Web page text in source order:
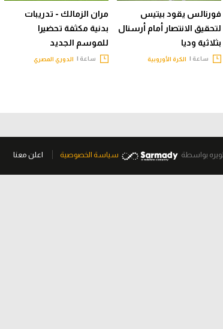
فورنالس يقود بيتيس
لتحقيق الانتصار أمام أرسنال
بثلاثية وديا
ساعة | الكرة الأوروبية
مران الزمالك - تدريبات
بدنية مكثفة تحضيرا
للموسم الجديد
ساعة | الدوري المصري
بواسطة سياسة الخصوصية اعلن معنا